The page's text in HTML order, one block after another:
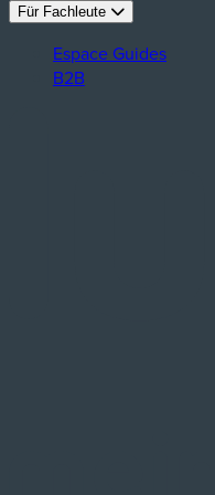
Für Fachleute
Espace Guides
B2B